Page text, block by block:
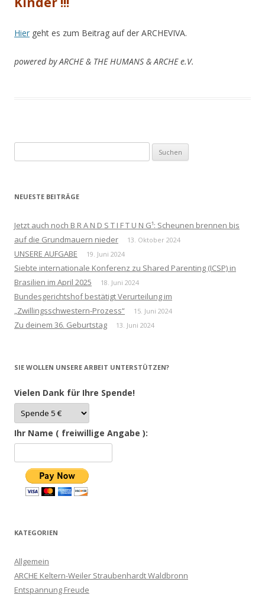
Hier geht es zum Beitrag auf der ARCHEVIVA.
powered by ARCHE & THE HUMANS & ARCHE e.V.
nach:
NEUESTE BEITRÄGE
Jetzt auch noch B R A N D S T I F T U N G¹: Scheunen brennen bis
auf die Grundmauern nieder
13. Oktober 2024
UNSERE AUFGABE 19. Juni 2024
Siebte internationale Konferenz zu Shared Parenting (ICSP) in
Brasilien im April 2025
18. Juni 2024
Bundesgerichtshof bestätigt Verurteilung im
„Zwillingsschwestern-Prozess“
15. Juni 2024
Zu deinem 36. Geburtstag 13. Juni 2024
SIE WOLLEN UNSERE ARBEIT UNTERSTÜTZEN?
Vielen Dank für Ihre Spende!
Ihr Name ( freiwillige Angabe ):
KATEGORIEN
Allgemein
ARCHE Keltern-Weiler Straubenhardt Waldbronn
Entspannung Freude